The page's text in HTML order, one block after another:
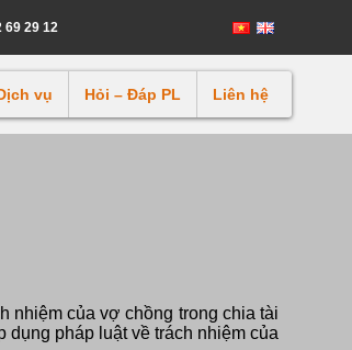
69 29 12
vụ Hỏi – Đáp PL Liên hệ
nhiệm của vợ chồng trong chia tài
dụng pháp luật về trách nhiệm của